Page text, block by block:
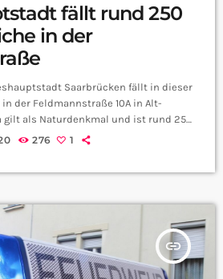
fällt rund 250
in der
Saarbrücken fällt in dieser
der Feldmannstraße 10A in Alt-
gilt als Naturdenkmal und ist rund 250
des Stammes wurden
dementsprechend notwendig, um
276 1
insert_link